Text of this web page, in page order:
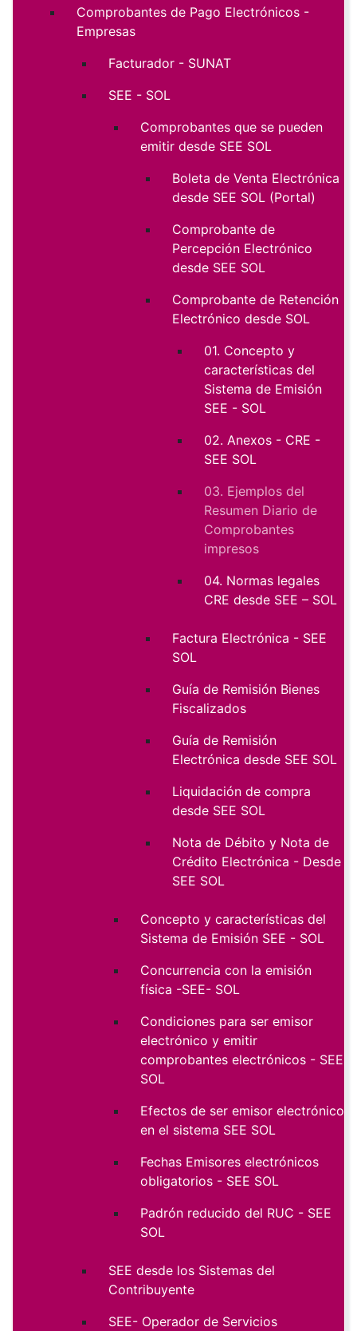
Comprobantes de Pago Electrónicos -
Empresas
Facturador - SUNAT
SEE - SOL
Comprobantes que se pueden
emitir desde SEE SOL
Boleta de Venta Electrónica
desde SEE SOL (Portal)
Comprobante de
Percepción Electrónico
desde SEE SOL
Comprobante de Retención
Electrónico desde SOL
01. Concepto y
características del
Sistema de Emisión
SEE - SOL
02. Anexos - CRE -
SEE SOL
03. Ejemplos del
Resumen Diario de
Comprobantes
impresos
04. Normas legales
CRE desde SEE – SOL
Factura Electrónica - SEE
SOL
Guía de Remisión Bienes
Fiscalizados
Guía de Remisión
Electrónica desde SEE SOL
Liquidación de compra
desde SEE SOL
Nota de Débito y Nota de
Crédito Electrónica - Desde
SEE SOL
Concepto y características del
Sistema de Emisión SEE - SOL
Concurrencia con la emisión
física -SEE- SOL
Condiciones para ser emisor
electrónico y emitir
comprobantes electrónicos - SEE
SOL
Efectos de ser emisor electrónico
en el sistema SEE SOL
Fechas Emisores electrónicos
obligatorios - SEE SOL
Padrón reducido del RUC - SEE
SOL
SEE desde los Sistemas del
Contribuyente
SEE- Operador de Servicios